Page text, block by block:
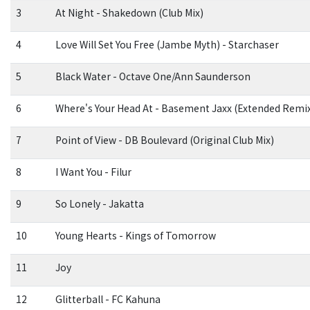
3 At Night - Shakedown (Club Mix)
4 Love Will Set You Free (Jambe Myth) - Starchaser
5 Black Water - Octave One/Ann Saunderson
6 Where's Your Head At - Basement Jaxx (Extended
7 Point of View - DB Boulevard (Original Club Mix)
8 I Want You - Filur
9 So Lonely - Jakatta
10 Young Hearts - Kings of Tomorrow
11 Joy
12 Glitterball - FC Kahuna